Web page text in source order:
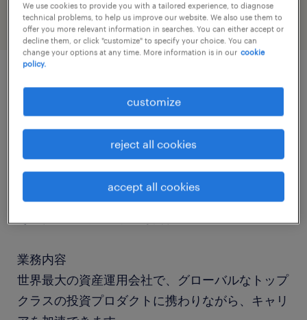
job details
社名
社名非公開
職種
業務内容
世界最大の資産運用会社で、グローバルなトップ
クラスの投資プロダクトに携わりながら、キャリ
We use cookies to provide you with a tailored experience, to diagnose
technical problems, to help us improve our website. We also use them to
offer you more relevant information in searches. You can either accept or
decline them, or click "customize" to specify your choice. You can
change your options at any time. More information is in our cookie
policy.
customize
reject all cookies
accept all cookies